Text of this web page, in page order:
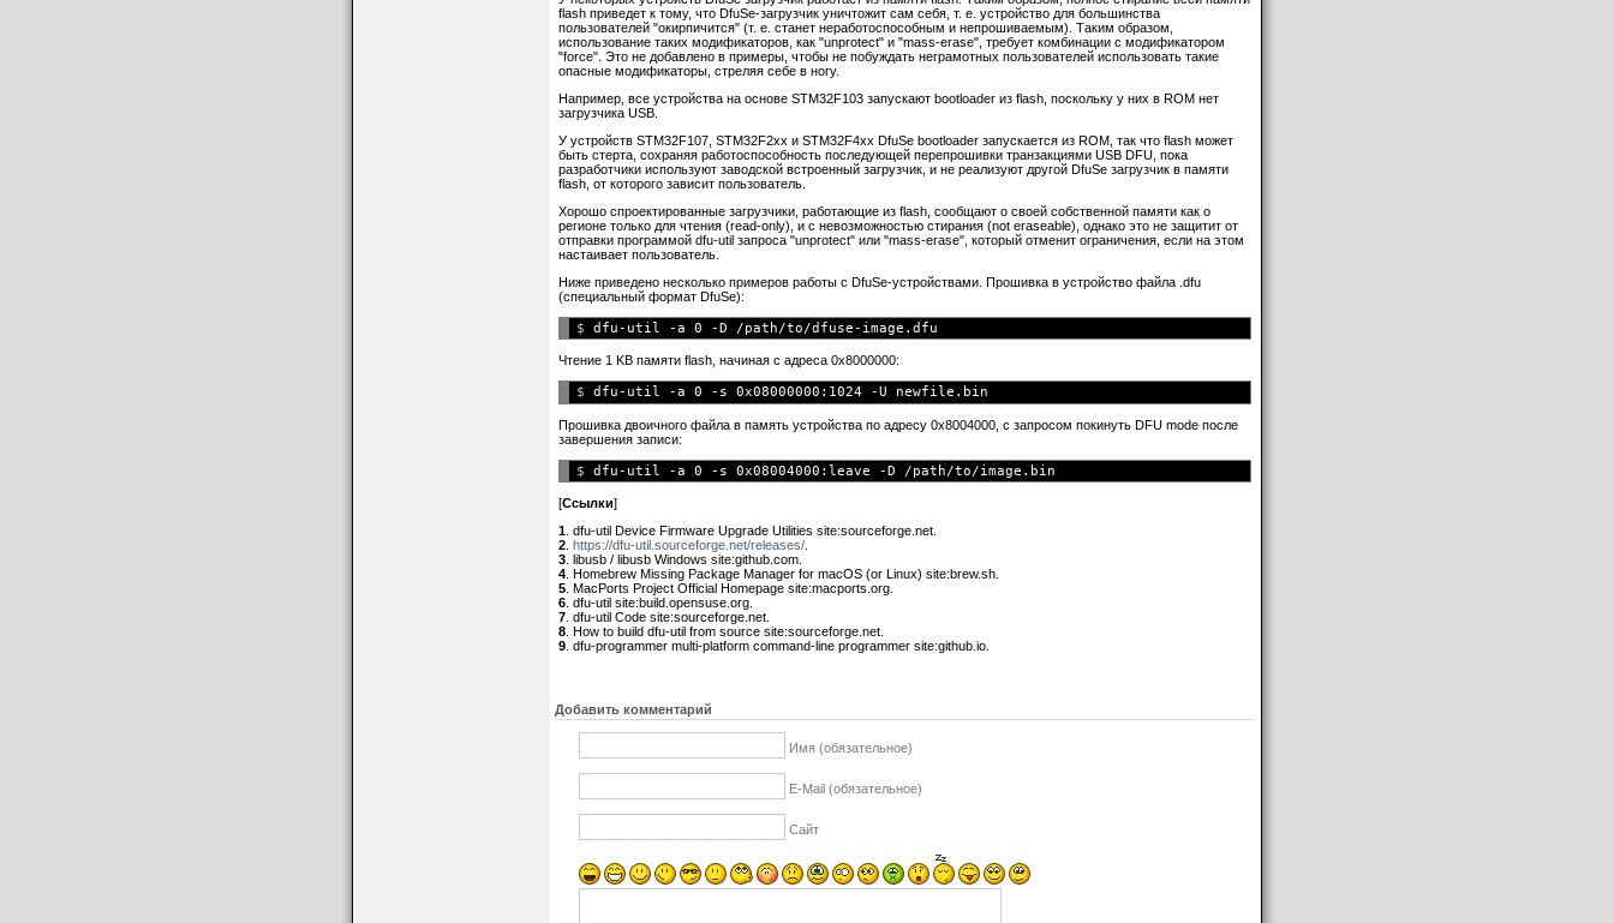
flash приведет к тому, что DfuSe-загрузчик уничтожит сам себя, т. е. устройство для большинства
пользователей "окирпичится" (т. е. станет неработоспособным и непрошиваемым). Таким образом,
использование таких модификаторов, как "unprotect" и "mass-erase", требует комбинации с модификатором
"force". Это не добавлено в примеры, чтобы не побуждать неграмотных пользователей использовать такие
опасные модификаторы, стреляя себе в ногу.
Например, все устройства на основе STM32F103 запускают bootloader из flash, поскольку у них в ROM нет
загрузчика USB.
У устройств STM32F107, STM32F2xx и STM32F4xx DfuSe bootloader запускается из ROM, так что flash может
быть стерта, сохраняя работоспособность последующей перепрошивки транзакциями USB DFU, пока
разработчики используют заводской встроенный загрузчик, и не реализуют другой DfuSe загрузчик в памяти
flash, от которого зависит пользователь.
Хорошо спроектированные загрузчики, работающие из flash, сообщают о своей собственной памяти как о
регионе только для чтения (read-only), и с невозможностью стирания (not eraseable), однако это не защитит от
отправки программой dfu-util запроса "unprotect" или "mass-erase", который отменит ограничения, если на этом
настаивает пользователь.
Ниже приведено несколько примеров работы с DfuSe-устройствами. Прошивка в устройство файла .dfu
(специальный формат DfuSe):
$
Чтение 1 KB памяти flash, начиная с адреса 0x8000000:
$
Прошивка двоичного файла в память устройства по адресу 0x8004000, с запросом покинуть DFU mode после
завершения записи:
$
[Ссылки]
1 . dfu-util Device Firmware Upgrade Utilities site:sourceforge.net.
2 https://dfu-util.sourceforge.net/releases/
3 . libusb / libusb Windows site:github.com.
4 . Homebrew Missing Package Manager for macOS (or Linux) site:brew.sh.
5 . MacPorts Project Official Homepage site:macports.org.
6 . dfu-util site:build.opensuse.org.
7 . dfu-util Code site:sourceforge.net.
8 . How to build dfu-util from source site:sourceforge.net.
9 . dfu-programmer multi-platform command-line programmer site:github.io.
Добавить комментарий
Имя (обязательное)
E-Mail (обязательное)
Сайт